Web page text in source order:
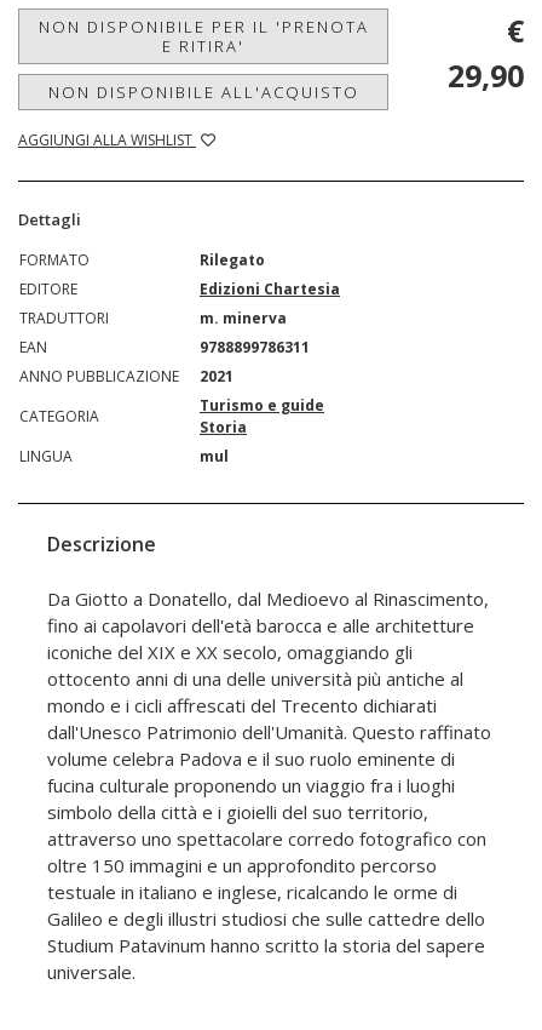
NON DISPONIBILE PER IL 'PRENOTA
E RITIRA'
NON DISPONIBILE ALL'ACQUISTO
AGGIUNGI ALLA WISHLIST
€
29,90
Dettagli
FORMATO
Rilegato
EDITORE
Edizioni Chartesia
TRADUTTORI
m. minerva
EAN
9788899786311
ANNO PUBBLICAZIONE
2021
CATEGORIA
Turismo e guide
Storia
LINGUA
mul
Descrizione
Da Giotto a Donatello, dal Medioevo al Rinascimento,
fino ai capolavori dell'età barocca e alle architetture
iconiche del XIX e XX secolo, omaggiando gli
ottocento anni di una delle università più antiche al
mondo e i cicli affrescati del Trecento dichiarati
dall'Unesco Patrimonio dell'Umanità. Questo raffinato
volume celebra Padova e il suo ruolo eminente di
fucina culturale proponendo un viaggio fra i luoghi
simbolo della città e i gioielli del suo territorio,
attraverso uno spettacolare corredo fotografico con
oltre 150 immagini e un approfondito percorso
testuale in italiano e inglese, ricalcando le orme di
Galileo e degli illustri studiosi che sulle cattedre dello
Studium Patavinum hanno scritto la storia del sapere
universale.